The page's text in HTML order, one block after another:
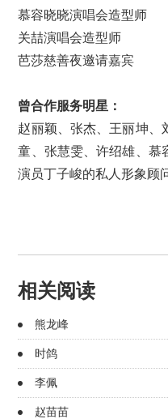
慕容晓晓演唱会造型师
关喆演唱会造型师
芭莎慈善夜邀请嘉宾
曾合作服务明星 ：
赵丽颖、张杰、王丽坤、
童、张慧雯、许绍雄、慕
演员丁子峻的私人形象顾
相关阅读
熊龙峰
时鸽
李佩
赵苗苗